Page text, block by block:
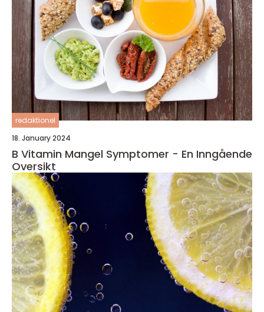
redaktionel
18. January 2024
B Vitamin Mangel Symptomer - En Inngående
Oversikt